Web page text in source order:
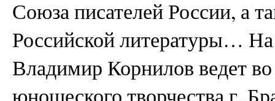
Союза писателей России, а
Российской литературы…
Владимир Корнилов ведет